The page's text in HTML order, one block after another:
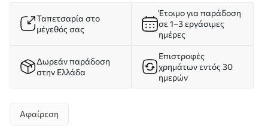
Ταπετσαρία στο
μέγεθός σας
Έτοιμο για παράδοση
σε 1–3 εργάσιμες
ημέρες
Δωρεάν παράδοση
στην Ελλάδα
Επιστροφές
χρημάτων εντός 30
ημερών
Αφαίρεση